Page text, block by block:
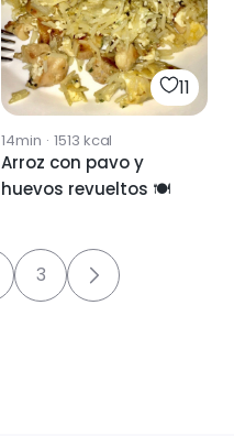
11
14min · 1513 kcal
Arroz con pavo y
huevos revueltos 🍽
3